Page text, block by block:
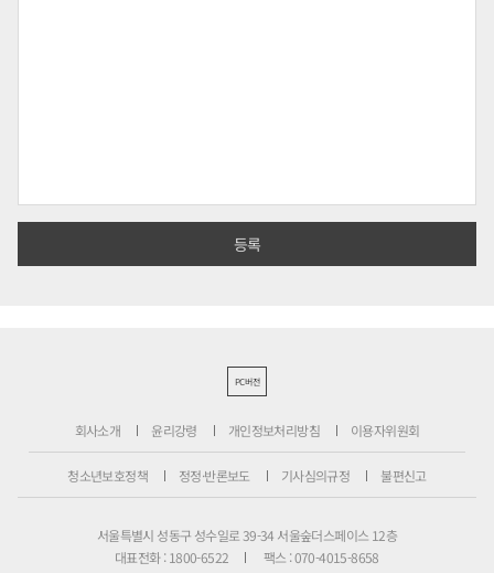
PC버전
회사소개 윤리강령 개인정보처리방침 이용자위원회
청소년보호정책 정정·반론보도 기사심의규정 불편신고
서울특별시 성동구 성수일로 39-34 서울숲더스페이스 12층
대표전화 : 1800-6522
팩스 : 070-4015-8658